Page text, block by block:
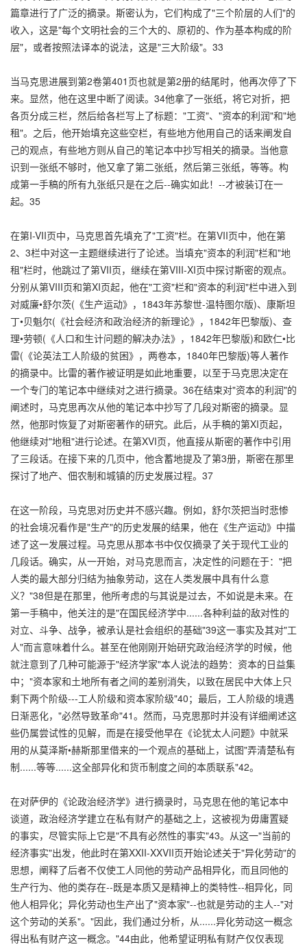
篇章进行了广泛的摘录。斯密认为，它们构成了"三个阶层的人们"的
收入，这是"每个文明社会的三个大的、原初的、作为基本构成的阶
层"，或者按照法译本的说法，这是"三大阶级"。33
当马克思进展到第2卷第401页也就是第2册的结尾时，他再次停了下
来。显然，他在这里中断了阅读。34他拿了一张纸，将它对折，把
各页分成三栏，然后给各栏写上了标题："工资"、"资本的利润"和"地
租"。之后，他开始填充这些空栏，有些地方他用自己的话来阐发自
己的观点，有些地方则从自己的笔记本中抄写相关的摘录。当他意
识到一张纸不够时，他又拿了第二张纸，然后第三张纸，等等。构
成第一手稿的所有九张纸只是在之后--确实如此！--才被装订在一
起。35
在第I-VII页中，马克思首先填充了"工资"栏。在第VII页中，他在第
2、3栏中对这一主题继续进行了论述。当填充"资本的利润"栏和"地
租"栏时，他跳过了第VII页，继续在第VIII-XI页中探讨斯密的观点。
分别从第VIII页和第XI页起，他在"工资"栏和"资本的利润"栏中进入到
对威廉•舒尔茨(《生产运动》，1843年苏黎世-温特图尔版)、康斯坦
丁•贝魁尔(《社会经济和政治经济的新理论》，1842年巴黎版)、查
理•劳顿(《人口和生计问题的解决办法》，1842年巴黎版)和欧仁•比
雷(《论英法工人阶级的贫困》，两卷本，1840年巴黎版)等人著作
的摘录中。比雷的著作被证明是如此地重要，以至于马克思决定在
一个专门的笔记本中继续对之进行摘录。36在结束对"资本的利润"的
阐述时，马克思再次从他的笔记本中抄写了几段对斯密的摘录。显
然，他那时恢复了对斯密著作的研究。此后，从手稿的第XI页起，
他继续对"地租"进行论述。在第XVI页，他直接从斯密的著作中引用
了三段话。在接下来的几页中，他含蓄地提及了第3册，斯密在那里
探讨了地产、佃农制和城镇的历史发展过程。37
在这一阶段，马克思对历史并不感兴趣。例如，舒尔茨把当时悲惨
的社会境况看作是"生产"的历史发展的结果，他在《生产运动》中描
述了这一发展过程。马克思从那本书中仅仅摘录了关于现代工业的
几段话。确实，从一开始，对马克思而言，决定性的问题在于："把
人类的最大部分归结为抽象劳动，这在人类发展中具有什么意
义？"38但是在那里，他所考虑的与其说是过去，不如说是未来。在
第一手稿中，他关注的是"在国民经济学中......各种利益的敌对性的
对立、斗争、战争，被承认是社会组织的基础"39这一事实及其对"工
人"而言意味着什么。甚至在他刚刚开始研究政治经济学的时候，他
就注意到了几种可能源于"经济学家"本人说法的趋势：资本的日益集
中；"资本家和土地所有者之间的差别消失，以致在居民中大体上只
剩下两个阶级---工人阶级和资本家阶级"40；最后，工人阶级的境遇
日渐恶化，"必然导致革命"41。然而，马克思那时并没有详细阐述这
些仍属尝试性的见解，而是在接受他早在《论犹太人问题》中就采
用的从莫泽斯•赫斯那里借来的一个观点的基础上，试图"弄清楚私有
制......等等......这全部异化和货币制度之间的本质联系"42。
在对萨伊的《论政治经济学》进行摘录时，马克思在他的笔记本中
谈道，政治经济学建立在私有财产的基础之上，这被视为毋庸置疑
的事实，尽管实际上它是"不具有必然性的事实"43。从这一"当前的
经济事实"出发，他此时在第XXII-XXVII页开始论述关于"异化劳动"的
思想，阐释了后者不仅使工人同他的劳动产品相异化，而且同他的
生产行为、他的类存在--既是本质又是精神上的类特性--相异化，同
他人相异化；异化劳动也生产出了"资本家"--也就是劳动的主人--"对
这个劳动的关系"。"因此，我们通过分析，从......异化劳动这一概念
得出私有财产这一概念。"44由此，他希望证明私有财产仅仅表现